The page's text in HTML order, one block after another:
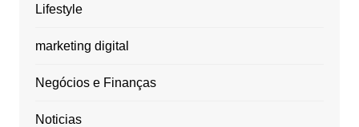
Lifestyle
marketing digital
Negócios e Finanças
Noticias